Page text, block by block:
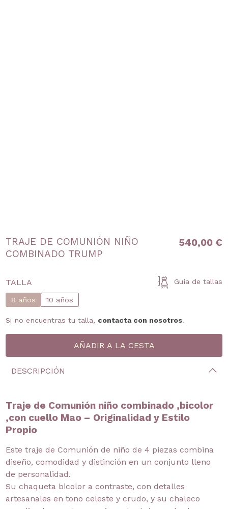
TRAJE DE COMUNIÓN NIÑO
COMBINADO TRUMP
540,00 €
TALLA Guía de tallas
8 años 10 años
Si no encuentras tu talla, contacta con nosotros.
DESCRIPCIÓN
Traje de Comunión niño combinado ,bicolor
,con cuello Mao – Originalidad y Estilo
Propio
Este traje de Comunión de niño de 4 piezas combina
diseño, comodidad y distinción en un conjunto lleno
de personalidad.
Su chaqueta bicolor a contraste, con detalles
artesanales en tono celeste y crudo, y su chaleco